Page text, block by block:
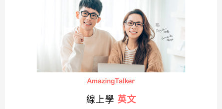
線上學 英文